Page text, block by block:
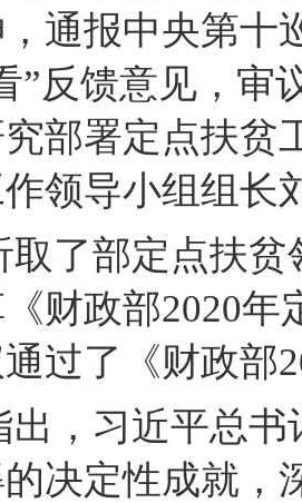
通报中央第十
”反馈意见，审
部署定点扶贫
领导小组组长
取了部定点扶
财政部2020年
通过了 《财政部
出 ，习近平总
决定性成就，